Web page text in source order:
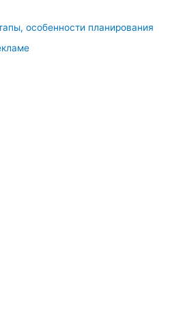
особенности планирования